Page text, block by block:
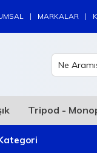
| MARKALAR |
Tripod -